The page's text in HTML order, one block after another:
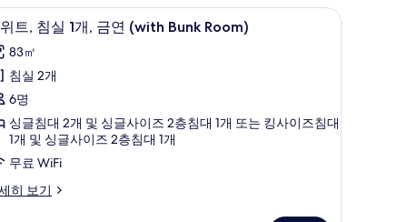
방 기구
| 객실 내 금고, 책상, 무료 WiFi, 침대 시트객실 내 금고, 책상, 무료 WiFi, 침대 시트
10트, 침실 1개, 금연 (with Bunk Room)
83㎡
침실 2개
6명
싱글침대 2개 및 싱글사이즈 2층침대 1개 또는 킹사이즈침대
1개 및 싱글사이즈 2층침대 1개
무료 WiFi
히 보기